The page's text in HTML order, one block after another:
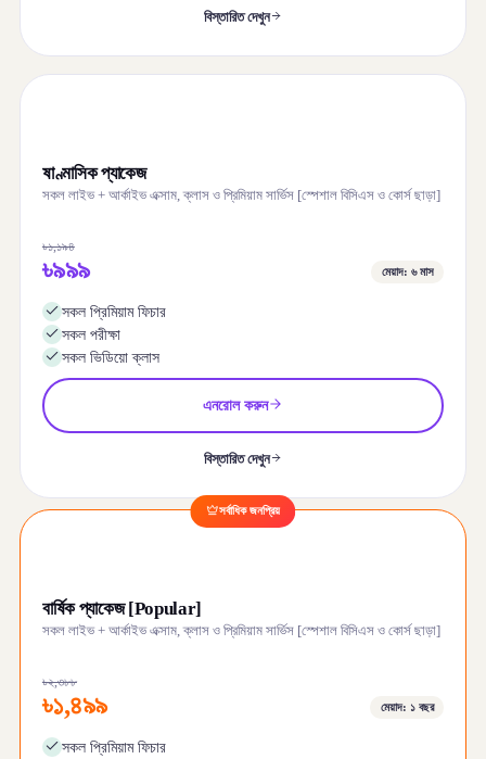
বিস্তারিত দেখুন
ষাণ্মাসিক প্যাকেজ
সকল লাইভ + আর্কাইভ এক্সাম, ক্লাস ও প্রিমিয়াম সার্ভিস [স্পেশাল বিসিএস ও কোর্স ছাড়া]
৳১,১৯৪
৳৯৯৯ মেয়াদ: ৬ মাস
সকল প্রিমিয়াম ফিচার
সকল পরীক্ষা
সকল ভিডিয়ো ক্লাস
এনরোল করুন
বিস্তারিত দেখুন
সর্বাধিক জনপ্রিয়
বার্ষিক প্যাকেজ [Popular]
সকল লাইভ + আর্কাইভ এক্সাম, ক্লাস ও প্রিমিয়াম সার্ভিস [স্পেশাল বিসিএস ও কোর্স ছাড়া]
৳২,৩৮৮
৳১,৪৯৯ মেয়াদ: ১ বছর
সকল প্রিমিয়াম ফিচার